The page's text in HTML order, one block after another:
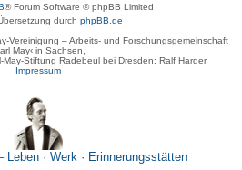
® Forum Software © phpBB Limited
durch phpBB.de
Vereinigung – Arbeits- und Forschungsgemeinschaft
May‹ in Sachsen,
May-Stiftung Radebeul bei Dresden: Ralf Harder
Impressum
· Werk · Erinnerungsstätten